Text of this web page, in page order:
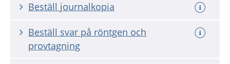
Beställ journalkopia
Beställ svar på röntgen och
provtagning